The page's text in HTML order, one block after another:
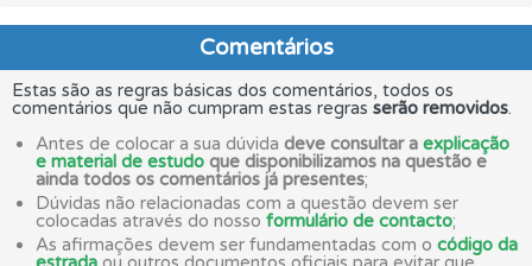
Comentários
Estas são as regras básicas dos comentários, todos os
comentários que não cumpram estas regras serão removidos.
Antes de colocar a sua dúvida deve consultar a explicação
e material de estudo que disponibilizamos na questão e
ainda todos os comentários já presentes;
Dúvidas não relacionadas com a questão devem ser
colocadas através do nosso formulário de contacto;
As afirmações devem ser fundamentadas com o código da